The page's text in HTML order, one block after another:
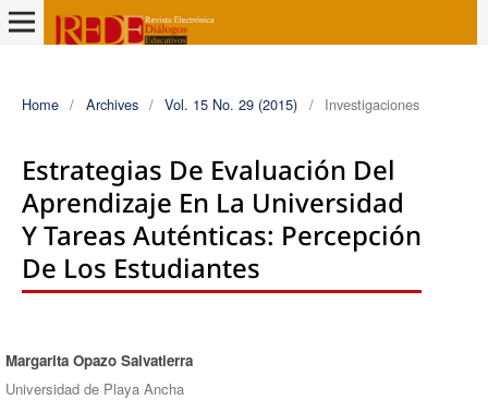
Home / Archives / Vol. 15 No. 29 (2015) / Investigaciones
Estrategias De Evaluación Del
Aprendizaje En La Universidad
Y Tareas Auténticas: Percepción
De Los Estudiantes
Authors
Margarita Opazo Salvatierra
Universidad de Playa Ancha